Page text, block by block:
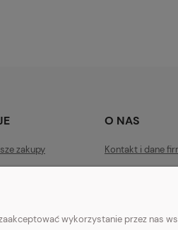
zakupy
O NAS
Kontakt i dane
Facebook
wykorzystanie przez nas